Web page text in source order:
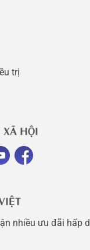
trị
HỘI
nhiều ưu đãi hấp